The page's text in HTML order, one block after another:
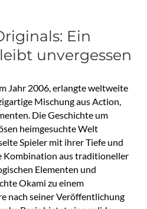
Ein
unvergessen
Jahr 2006, erlangte weltweite
Mischung aus Action,
Die Geschichte um
heimgesuchte Welt
Spieler mit ihrer Tiefe und
Kombination aus traditioneller
Elementen und
Okami zu einem
nach seiner Veröffentlichung